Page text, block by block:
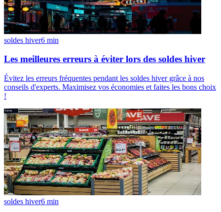
soldes hiver6 min
Les meilleures erreurs à éviter lors des soldes hiver
Évitez les erreurs fréquentes pendant les soldes hiver grâce à nos
conseils d'experts. Maximisez vos économies et faites les bons choix
!
soldes hiver6 min